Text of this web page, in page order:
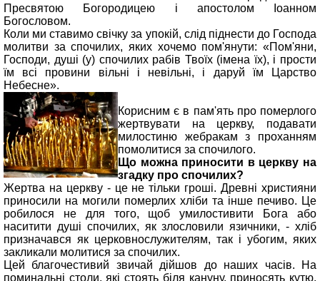
Пресвятою Богородицею і апостолом Іоанном
Богословом.
Коли ми ставимо свічку за упокій, слід піднести до Господа
молитви за спочилих, яких хочемо пом'янути: «Пом'яни,
Господи, душі (у) спочилих рабів Твоїх (імена їх), і прости
їм всі провини вільні і невільні, і даруй їм Царство
Небесне».
Корисним є в пам'ять про померлого
жертвувати на церкву, подавати
милостиню жебракам з проханням
помолитися за спочилого.
Що можна приносити в церкву на
згадку про спочилих?
Жертва на церкву - це не тільки гроші. Древні християни
приносили на могили померлих хліби та інше печиво. Це
робилося не для того, щоб умилостивити Бога або
наситити душі спочилих, як злословили язичники, - хліб
призначався як церковнослужителям, так і убогим, яких
закликали молитися за спочилих.
Цей благочестивий звичай дійшов до наших часів. На
поминальні столи, які стоять біля кануну, приносять кутю,